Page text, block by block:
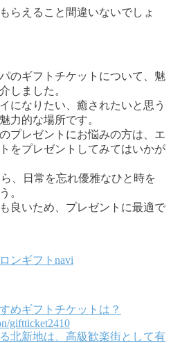
らえること間違いないでしょ
のギフトチケットについて、魅
しました。
になりたい、癒されたいと思う
力的な場所です。
プレゼントにお悩みの方は、エ
をプレゼントしてみてはいかが
、日常を忘れ優雅なひと時を
。
良いため、プレゼントに最適で
ンギフトnavi
めギフトチケットは？
giftticket2410
北新地は、高級歓楽街として有